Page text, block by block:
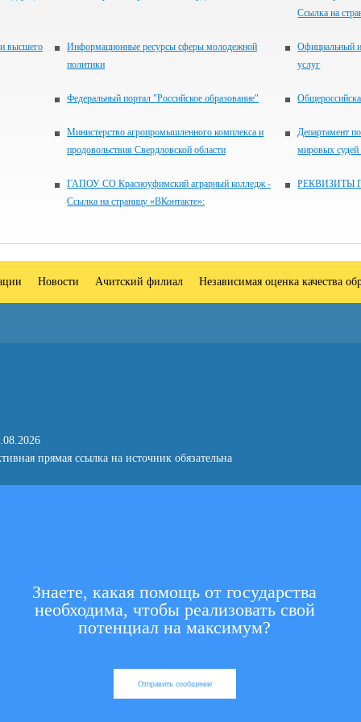
Ссылка на
высшего
Информационные ресурсы сферы молодежной
политики
Официальный
услуг
Федеральный портал "Российское образование"
Министерство агропромышленного комплекса и
продовольствия Свердловской области
Департамент
мировых судей
ГАПОУ СО Красноуфимский аграрный колледж -
Ссылка на страницу «ВКонтакте»:
РЕКВИЗИТЫ
Новости Ачитский филиал Независимая оценка качества
прямая ссылка на источник обязательна
Знаете, какая помощь от государства
необходима, чтобы реализовать свой
потенциал на максимум?
Отправить сообщение